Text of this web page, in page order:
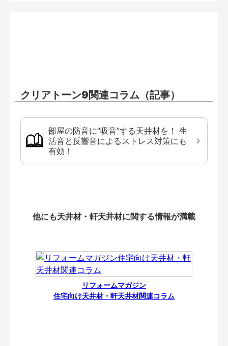
クリアトーン9関連コラム（記事）
部屋の防音に“吸音”する天井材を！ 生
活音と反響音によるストレス対策にも
有効！
他にも天井材・軒天井材に関する情報が満載
リフォームマガジン
住宅向け天井材・軒天井材関連コラム